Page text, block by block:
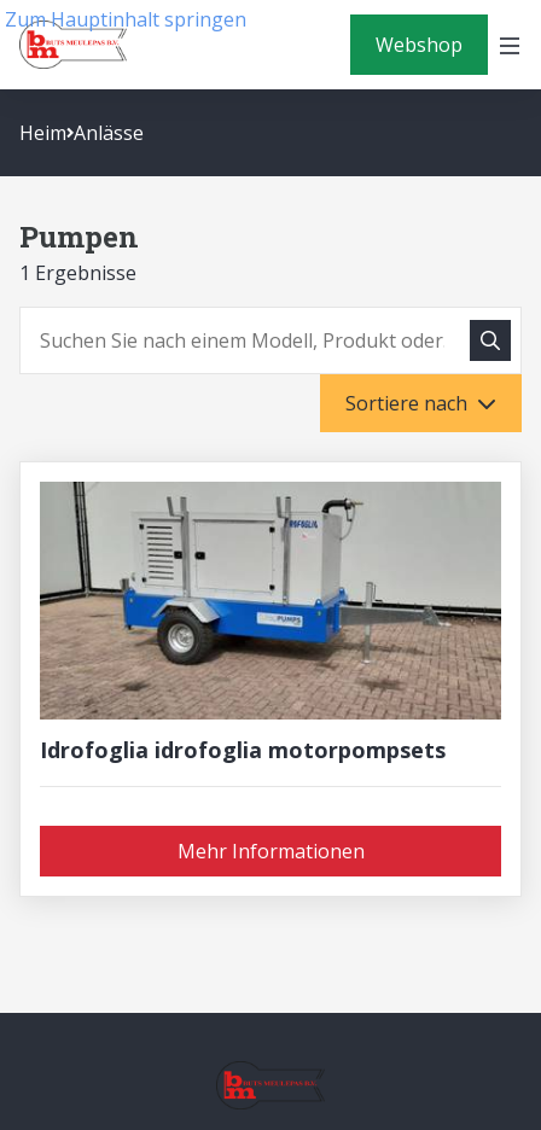
Zum Hauptinhalt springen
Webshop
Heim Anlässe
Pumpen
1 Ergebnisse
Suchen
Sortiere nach
Idrofoglia idrofoglia motorpompsets
Mehr Informationen